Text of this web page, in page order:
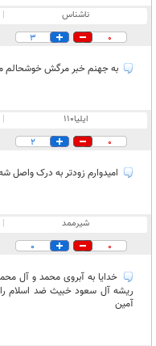
ناشناس |
0
3
به جهنم خبر مرگش خوشحالم
ایلیا110 |
0
2
امیدوارم زودتر به درک واصل
شیرممد |
0
0
خدایا به آبروی محمد و آل
ریشه آل سعود خبیث ضد اسلام
آمین